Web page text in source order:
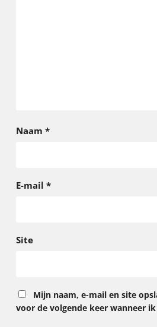
Naam *
E-mail *
Site
Mijn naam, e-mail en site
voor de volgende keer wanneer